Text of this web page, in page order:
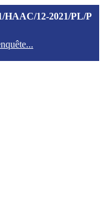
HAAC/12-2021/PL/P